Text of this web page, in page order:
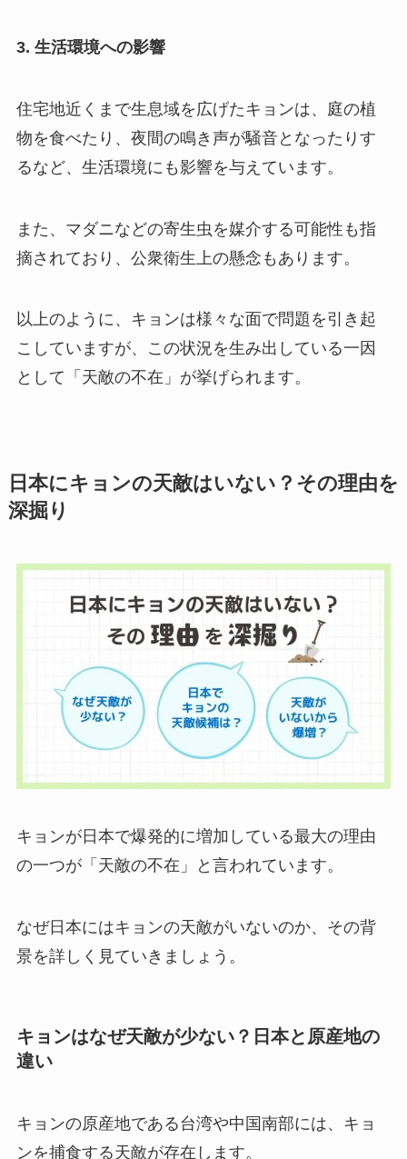
3. 生活環境への影響
住宅地近くまで生息域を広げたキョンは、庭の植
物を食べたり、夜間の鳴き声が騒音となったりす
るなど、生活環境にも影響を与えています。
また、マダニなどの寄生虫を媒介する可能性も指
摘されており、公衆衛生上の懸念もあります。
以上のように、キョンは様々な面で問題を引き起
こしていますが、この状況を生み出している一因
として「天敵の不在」が挙げられます。
日本にキョンの天敵はいない？その理由を
深掘り
キョンが日本で爆発的に増加している最大の理由
の一つが「天敵の不在」と言われています。
なぜ日本にはキョンの天敵がいないのか、その背
景を詳しく見ていきましょう。
キョンはなぜ天敵が少ない？日本と原産地の
違い
キョンの原産地である台湾や中国南部には、キョ
ンを捕食する天敵が存在します。